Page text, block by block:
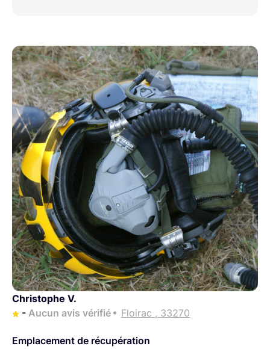
Christophe V.
- Aucun avis vérifié Floirac , 33270
Emplacement de récupération